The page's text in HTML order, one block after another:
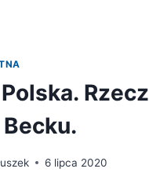
Rzecz
6 lipca 2020